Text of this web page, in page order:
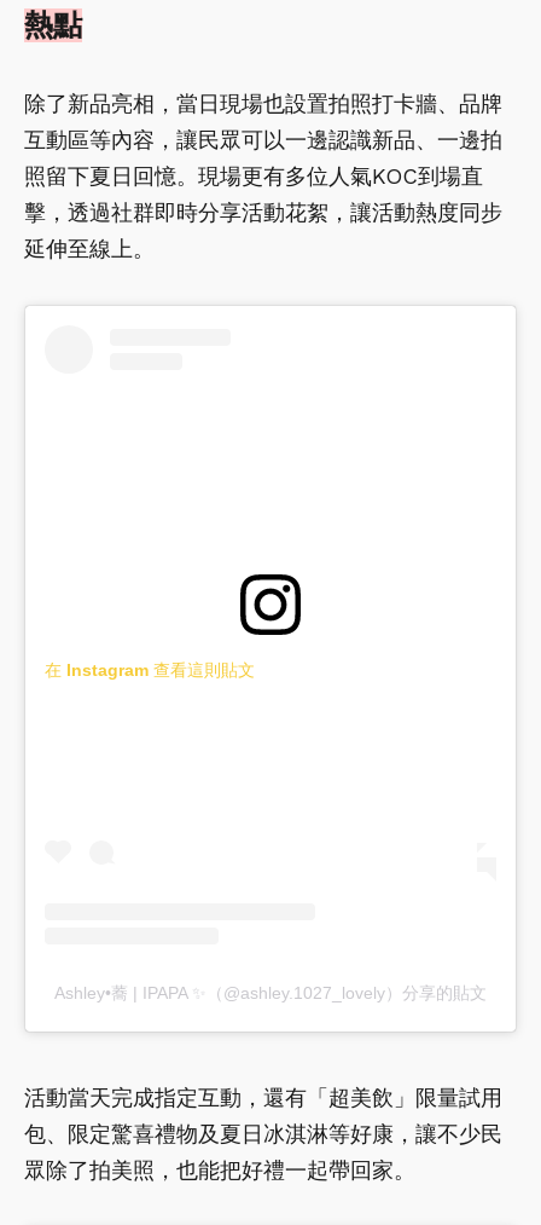
熱點
除了新品亮相，當日現場也設置拍照打卡牆、品牌
互動區等內容，讓民眾可以一邊認識新品、一邊拍
照留下夏日回憶。現場更有多位人氣KOC到場直
擊，透過社群即時分享活動花絮，讓活動熱度同步
延伸至線上。
在 Instagram 查看這則貼文
Ashley•蕎 | IPAPA ✨（@ashley.1027_lovely）分享的貼文
活動當天完成指定互動，還有「超美飲」限量試用
包、限定驚喜禮物及夏日冰淇淋等好康，讓不少民
眾除了拍美照，也能把好禮一起帶回家。